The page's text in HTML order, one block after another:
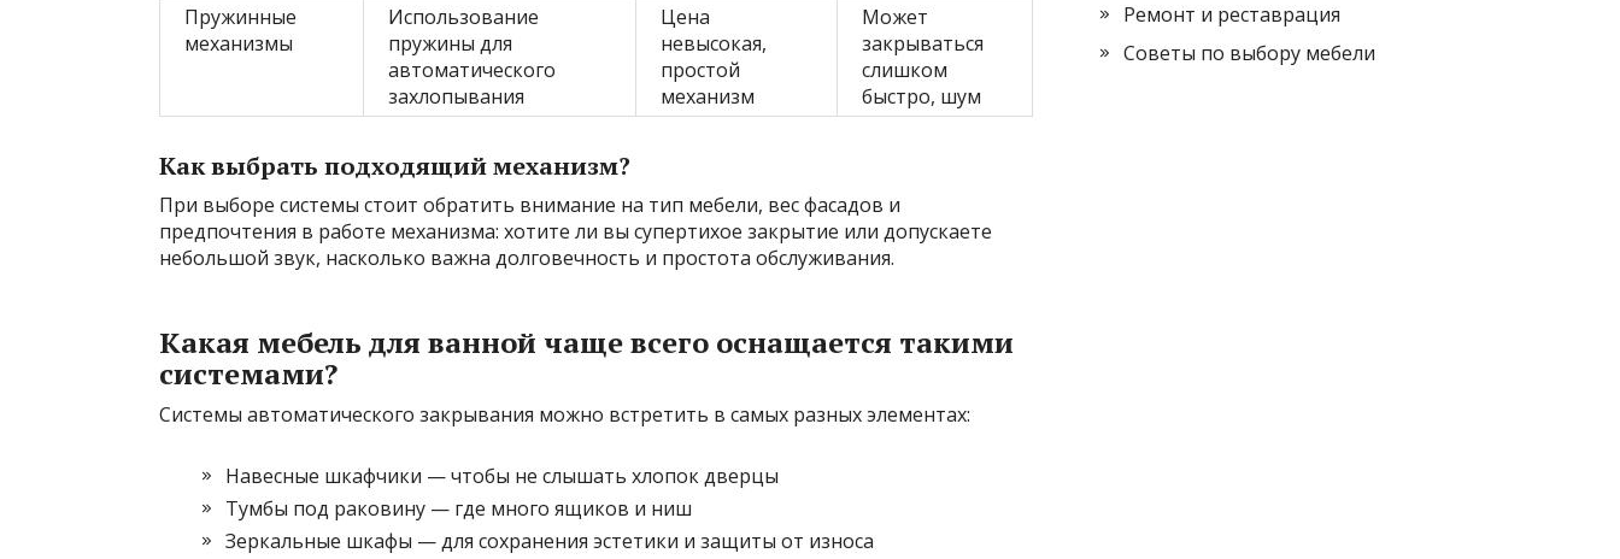
Пружинные
механизмы
Использование
пружины для
автоматического
захлопывания
Цена
невысокая,
простой
механизм
Может
закрываться
слишком
быстро, шум
Как выбрать подходящий механизм?
При выборе системы стоит обратить внимание на тип мебели, вес фасадов и
предпочтения в работе механизма: хотите ли вы супертихое закрытие или допускаете
небольшой звук, насколько важна долговечность и простота обслуживания.
Какая мебель для ванной чаще всего оснащается такими
системами?
Системы автоматического закрывания можно встретить в самых разных элементах:
Навесные шкафчики — чтобы не слышать хлопок дверцы
Тумбы под раковину — где много ящиков и ниш
Зеркальные шкафы — для сохранения эстетики и защиты от износа
Ремонт и реставрация
Советы по выбору мебели